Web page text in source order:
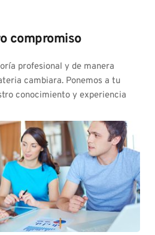
compromiso
profesional y de manera
cambiara. Ponemos a tu
conocimiento y experiencia